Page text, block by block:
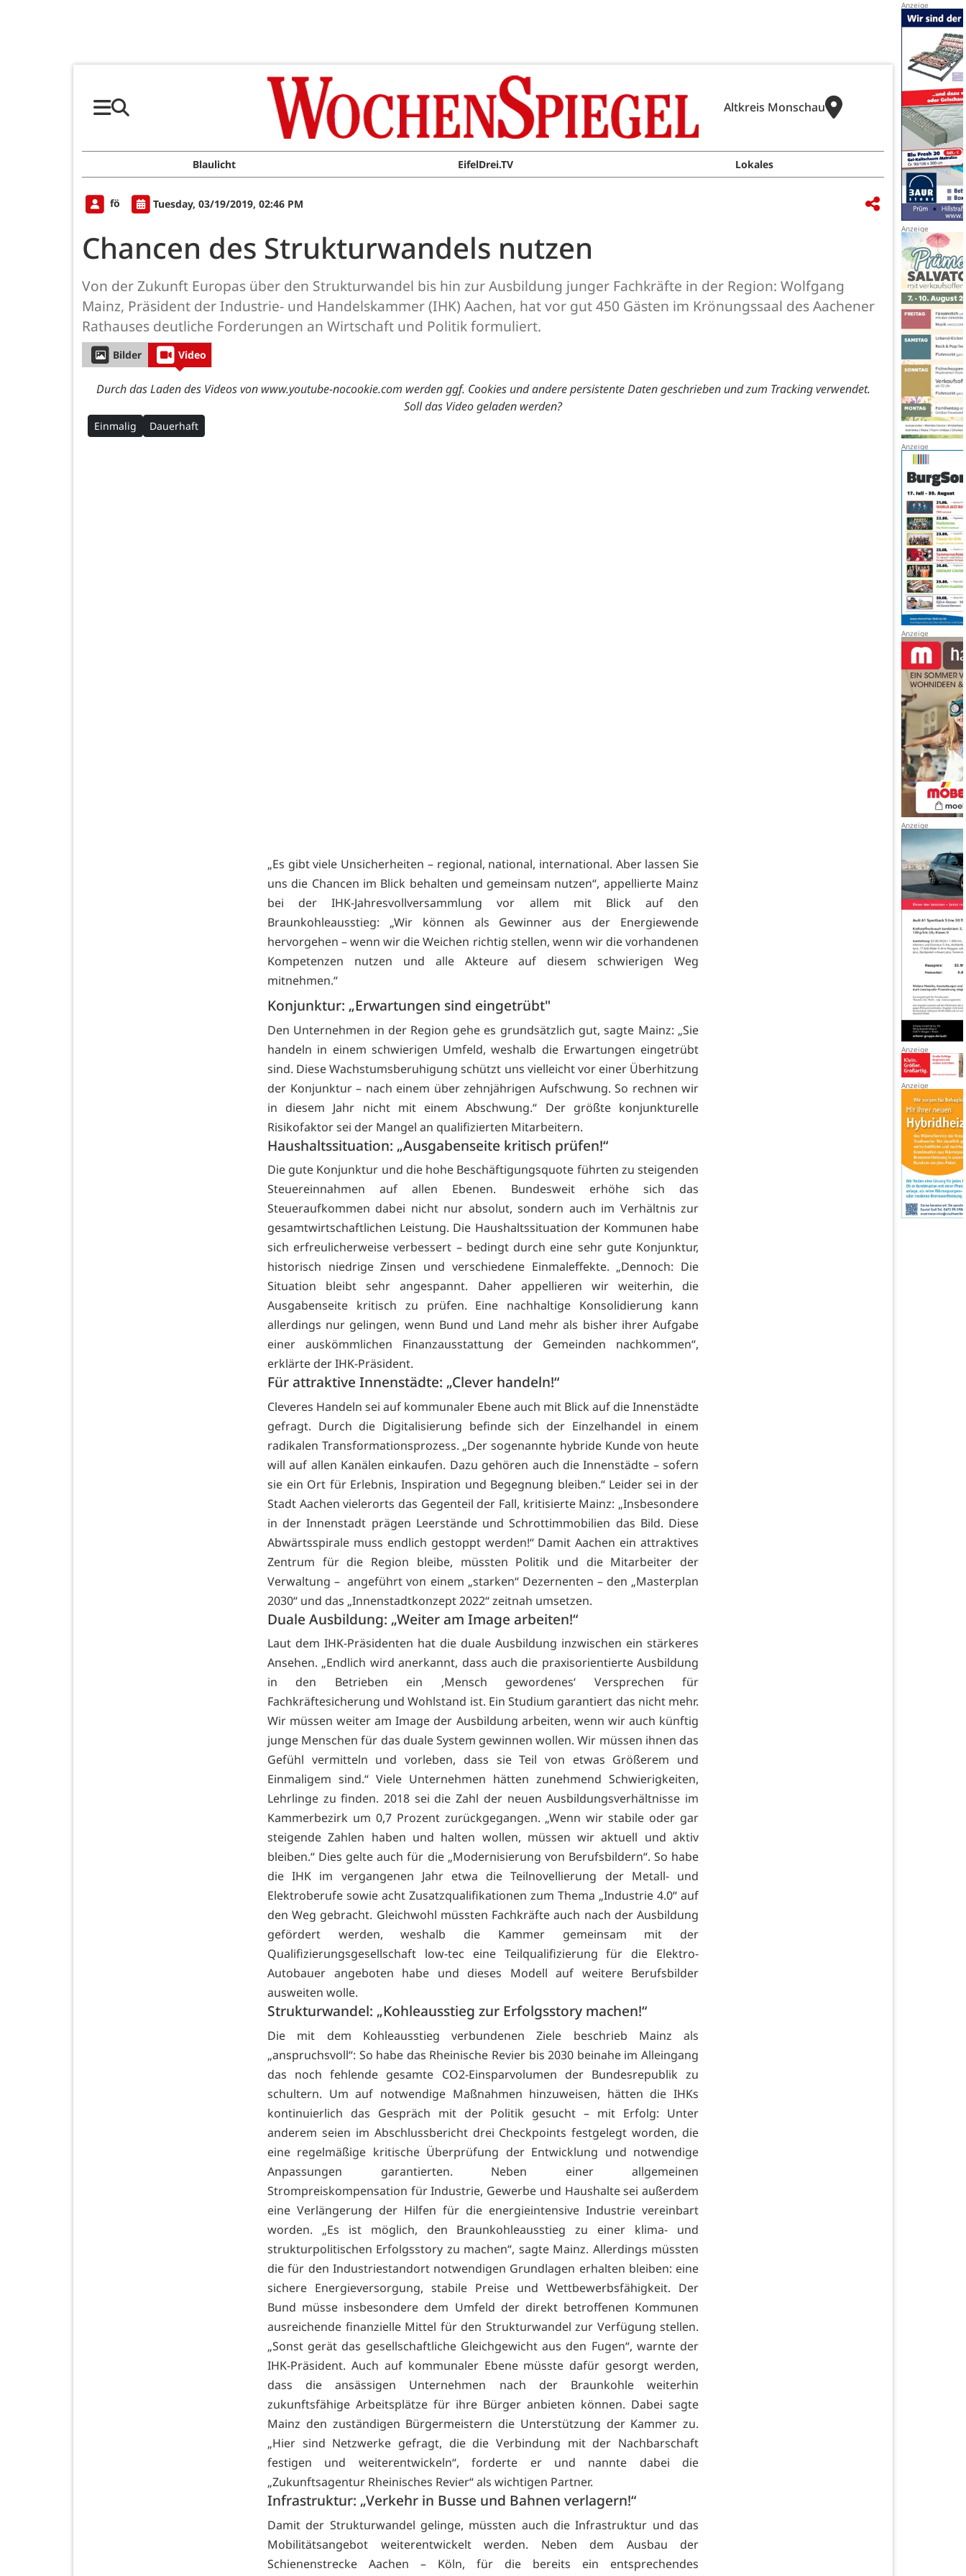
Altkreis Monschau
Blaulicht EifelDrei.TV Lokales
fö Tuesday, 03/19/2019, 02:46 PM
Chancen des Strukturwandels nutzen
Von der Zukunft Europas über den Strukturwandel bis hin zur Ausbildung junger Fachkräfte in der Region: Wolfgang
Mainz, Präsident der Industrie- und Handelskammer (IHK) Aachen, hat vor gut 450 Gästen im Krönungssaal des Aachener
Rathauses deutliche Forderungen an Wirtschaft und Politik formuliert.
Bilder Video
Durch das Laden des Videos von www.youtube-nocookie.com werden ggf. Cookies und andere persistente Daten geschrieben und zum Tracking verwendet.
Soll das Video geladen werden?
Einmalig Dauerhaft
„Es gibt viele Unsicherheiten – regional, national, international. Aber lassen Sie
uns die Chancen im Blick behalten und gemeinsam nutzen“, appellierte Mainz
bei der IHK-Jahresvollversammlung vor allem mit Blick auf den
Braunkohleausstieg: „Wir können als Gewinner aus der Energiewende
hervorgehen – wenn wir die Weichen richtig stellen, wenn wir die vorhandenen
Kompetenzen nutzen und alle Akteure auf diesem schwierigen Weg
mitnehmen.“
Konjunktur: „Erwartungen sind eingetrübt"
Den Unternehmen in der Region gehe es grundsätzlich gut, sagte Mainz: „Sie
handeln in einem schwierigen Umfeld, weshalb die Erwartungen eingetrübt
sind. Diese Wachstumsberuhigung schützt uns vielleicht vor einer Überhitzung
der Konjunktur – nach einem über zehnjährigen Aufschwung. So rechnen wir
in diesem Jahr nicht mit einem Abschwung.“ Der größte konjunkturelle
Risikofaktor sei der Mangel an qualifizierten Mitarbeitern.
Haushaltssituation: „Ausgabenseite kritisch prüfen!“
Die gute Konjunktur und die hohe Beschäftigungsquote führten zu steigenden
Steuereinnahmen auf allen Ebenen. Bundesweit erhöhe sich das
Steueraufkommen dabei nicht nur absolut, sondern auch im Verhältnis zur
gesamtwirtschaftlichen Leistung. Die Haushaltssituation der Kommunen habe
sich erfreulicherweise verbessert – bedingt durch eine sehr gute Konjunktur,
historisch niedrige Zinsen und verschiedene Einmaleffekte. „Dennoch: Die
Situation bleibt sehr angespannt. Daher appellieren wir weiterhin, die
Ausgabenseite kritisch zu prüfen. Eine nachhaltige Konsolidierung kann
allerdings nur gelingen, wenn Bund und Land mehr als bisher ihrer Aufgabe
einer auskömmlichen Finanzausstattung der Gemeinden nachkommen“,
erklärte der IHK-Präsident.
Für attraktive Innenstädte: „Clever handeln!“
Cleveres Handeln sei auf kommunaler Ebene auch mit Blick auf die Innenstädte
gefragt. Durch die Digitalisierung befinde sich der Einzelhandel in einem
radikalen Transformationsprozess. „Der sogenannte hybride Kunde von heute
will auf allen Kanälen einkaufen. Dazu gehören auch die Innenstädte – sofern
sie ein Ort für Erlebnis, Inspiration und Begegnung bleiben.“ Leider sei in der
Stadt Aachen vielerorts das Gegenteil der Fall, kritisierte Mainz: „Insbesondere
in der Innenstadt prägen Leerstände und Schrottimmobilien das Bild. Diese
Abwärtsspirale muss endlich gestoppt werden!“ Damit Aachen ein attraktives
Zentrum für die Region bleibe, müssten Politik und die Mitarbeiter der
Verwaltung – angeführt von einem „starken“ Dezernenten – den „Masterplan
2030“ und das „Innenstadtkonzept 2022“ zeitnah umsetzen.
Duale Ausbildung: „Weiter am Image arbeiten!“
Laut dem IHK-Präsidenten hat die duale Ausbildung inzwischen ein stärkeres
Ansehen. „Endlich wird anerkannt, dass auch die praxisorientierte Ausbildung
in den Betrieben ein ‚Mensch gewordenes‘ Versprechen für
Fachkräftesicherung und Wohlstand ist. Ein Studium garantiert das nicht mehr.
Wir müssen weiter am Image der Ausbildung arbeiten, wenn wir auch künftig
junge Menschen für das duale System gewinnen wollen. Wir müssen ihnen das
Gefühl vermitteln und vorleben, dass sie Teil von etwas Größerem und
Einmaligem sind.“ Viele Unternehmen hätten zunehmend Schwierigkeiten,
Lehrlinge zu finden. 2018 sei die Zahl der neuen Ausbildungsverhältnisse im
Kammerbezirk um 0,7 Prozent zurückgegangen. „Wenn wir stabile oder gar
steigende Zahlen haben und halten wollen, müssen wir aktuell und aktiv
bleiben.“ Dies gelte auch für die „Modernisierung von Berufsbildern“. So habe
die IHK im vergangenen Jahr etwa die Teilnovellierung der Metall- und
Elektroberufe sowie acht Zusatzqualifikationen zum Thema „Industrie 4.0“ auf
den Weg gebracht. Gleichwohl müssten Fachkräfte auch nach der Ausbildung
gefördert werden, weshalb die Kammer gemeinsam mit der
Qualifizierungsgesellschaft low-tec eine Teilqualifizierung für die Elektro-
Autobauer angeboten habe und dieses Modell auf weitere Berufsbilder
ausweiten wolle.
Strukturwandel: „Kohleausstieg zur Erfolgsstory machen!“
Die mit dem Kohleausstieg verbundenen Ziele beschrieb Mainz als
„anspruchsvoll“: So habe das Rheinische Revier bis 2030 beinahe im Alleingang
das noch fehlende gesamte CO2-Einsparvolumen der Bundesrepublik zu
schultern. Um auf notwendige Maßnahmen hinzuweisen, hätten die IHKs
kontinuierlich das Gespräch mit der Politik gesucht – mit Erfolg: Unter
anderem seien im Abschlussbericht drei Checkpoints festgelegt worden, die
eine regelmäßige kritische Überprüfung der Entwicklung und notwendige
Anpassungen garantierten. Neben einer allgemeinen
Strompreiskompensation für Industrie, Gewerbe und Haushalte sei außerdem
eine Verlängerung der Hilfen für die energieintensive Industrie vereinbart
worden. „Es ist möglich, den Braunkohleausstieg zu einer klima- und
strukturpolitischen Erfolgsstory zu machen“, sagte Mainz. Allerdings müssten
die für den Industriestandort notwendigen Grundlagen erhalten bleiben: eine
sichere Energieversorgung, stabile Preise und Wettbewerbsfähigkeit. Der
Bund müsse insbesondere dem Umfeld der direkt betroffenen Kommunen
ausreichende finanzielle Mittel für den Strukturwandel zur Verfügung stellen.
„Sonst gerät das gesellschaftliche Gleichgewicht aus den Fugen“, warnte der
IHK-Präsident. Auch auf kommunaler Ebene müsste dafür gesorgt werden,
dass die ansässigen Unternehmen nach der Braunkohle weiterhin
zukunftsfähige Arbeitsplätze für ihre Bürger anbieten können. Dabei sagte
Mainz den zuständigen Bürgermeistern die Unterstützung der Kammer zu.
„Hier sind Netzwerke gefragt, die die Verbindung mit der Nachbarschaft
festigen und weiterentwickeln“, forderte er und nannte dabei die
„Zukunftsagentur Rheinisches Revier“ als wichtigen Partner.
Infrastruktur: „Verkehr in Busse und Bahnen verlagern!“
Damit der Strukturwandel gelinge, müssten auch die Infrastruktur und das
Mobilitätsangebot weiterentwickelt werden. Neben dem Ausbau der
Schienenstrecke Aachen – Köln, für die bereits ein entsprechendes